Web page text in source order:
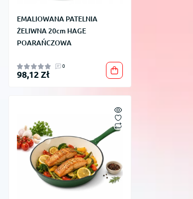
EMALIOWANA PATELNIA
ŻELIWNA 20cm HAGE
POARAŃCZOWA
0
98,12 Zł